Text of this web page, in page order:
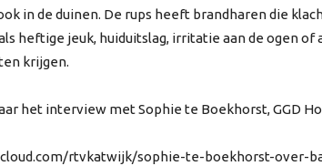
in de duinen. De rups heeft brandharen die
heftige jeuk, huiduitslag, irritatie aan de ogen of
krijgen.
het interview met Sophie te Boekhorst, GGD
rtvkatwijk/sophie-te-boekhorst-over-